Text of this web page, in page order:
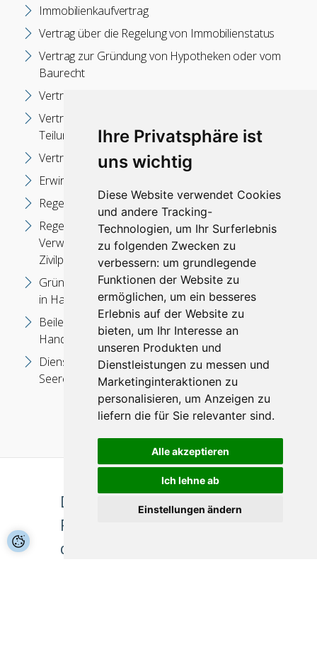
Ihre Privatsphäre ist
uns wichtig
Diese Website verwendet Cookies
und andere Tracking-
Technologien, um Ihr Surferlebnis
zu folgenden Zwecken zu
verbessern: um grundlegende
Funktionen der Website zu
ermöglichen, um ein besseres
Erlebnis auf der Website zu
bieten, um Ihr Interesse an
unseren Produkten und
Dienstleistungen zu messen und
Marketinginteraktionen zu
personalisieren, um Anzeigen zu
liefern die für Sie relevanter sind.
Alle akzeptieren
Ich lehne ab
Einstellungen ändern
Immobilienkaufvertrag
Vertrag über die Regelung von Immobilienstatus
Vertrag zur Gründung von Hypotheken oder vom
Baurecht
Vertrag über Wasserfahrzeugkauf
Vertrag zur Gründung von Dienstbarkeit,
Teilungsvertrag und anderes)
Vertretung der Kunden in den Legalisierungsverfahren
Erwirkung der Bau- oder Nutzungsgenehmigung
Regelung von Immobilienstatus
Regelung von Grenzen und Vertretung in anderen
Verwaltungsverfahren und in gerichtlichen
Zivilprozessordnungen
Gründung der Handelsgesellschaften und Vertretung
in Handelsstreitigkeiten und Schiedsverfahren
Beilegung von Statusfragen der
Handelsgesellschaften
Dienstleistungen im Bereich von Verwaltungs- und
Seerecht und Mediation
Das Hauptziel der
Rechtsanwaltskanzlei sind die
qualitativ hochwertigen und